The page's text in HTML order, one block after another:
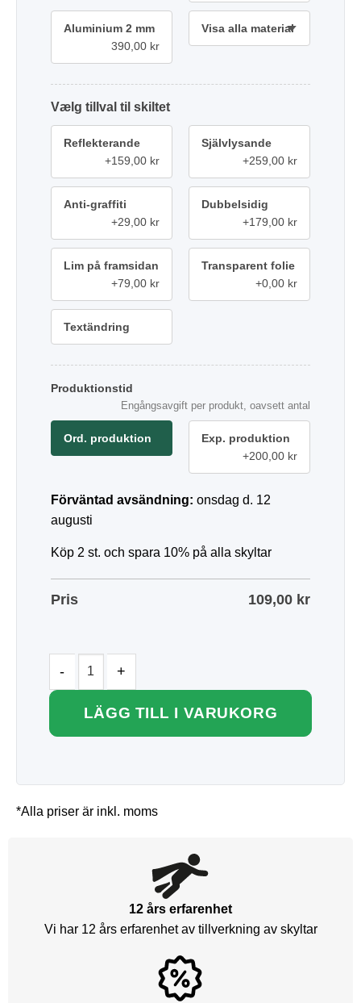
Aluminium 2 mm
390,00 kr
Visa alla material
tillval
Reflekterande
+159,00 kr
Självlysande
+259,00 kr
Anti-graffiti
+29,00 kr
Dubbelsidig
+179,00 kr
Lim på framsidan
+79,00 kr
Transparent folie
+0,00 kr
Textändring
Produktionstid
Engångsavgift per produkt, oavsett antal
Ord. produktion
Exp. produktion
+200,00 kr
Förväntad avsändning: onsdag d. 12
augusti
Köp 2 st. och spara 10% på alla skyltar
Pris 109,00 kr
LÄGG TILL I VARUKORG
*Alla priser är inkl. moms
12 års erfarenhet
Vi har 12 års erfarenhet av tillverkning av skyltar